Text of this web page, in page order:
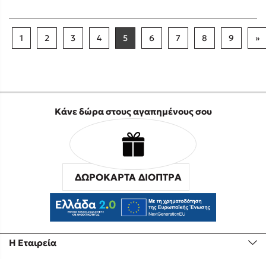
1 2 3 4 5 6 7 8 9 »
Η Εταιρεία
Κάνε δώρα στους αγαπημένους σου
ΔΩΡΟΚΑΡΤΑ ΔΙΟΠΤΡΑ